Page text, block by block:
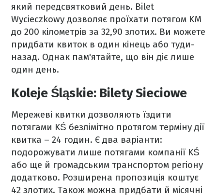
який передсвятковий день. Bilet
Wycieczkowy дозволяє проїхати потягом KM
до 200 кілометрів за 32,90 злотих. Ви можете
придбати квиток в один кінець або туди-
назад. Однак пам'ятайте, що він діє лише
один день.
Koleje Śląskie: Bilety Sieciowe
Мережеві квитки дозволяють їздити
потягами KŚ безлімітно протягом терміну дії
квитка – 24 годин. Є два варіанти:
подорожувати лише потягами компанії KŚ
або ще й громадським транспортом регіону
додатково. Розширена пропозиція коштує
42 злотих. Також можна придбати й місячні